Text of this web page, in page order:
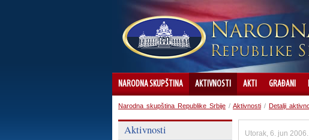
NARODNA SKUPŠTINA AKTIVNOSTI AKTI GRAĐANI
Narodna skupština Republike Srbije / Aktivnosti / Detalji
Aktivnosti Utorak, 6. jun 2006.